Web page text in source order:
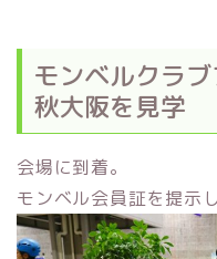
モンベルクラ
秋大阪を見学
会場に到着。
モンベル会員証を提示